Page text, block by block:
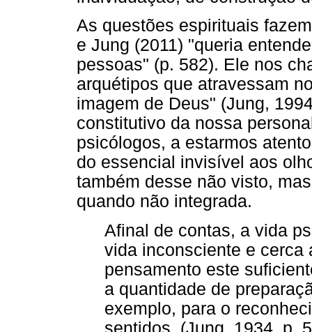
As questões espirituais
e Jung (2011) "queria
pessoas" (p. 582). Ele nos
arquétipos que atravessam
imagem de Deus" (Jung,
constitutivo da nossa
psicólogos, a estarmos
do essencial invisível aos
também desse não visto,
quando não integrada.
Afinal de contas, a vida
vida inconsciente e cerca
pensamento este
a quantidade de
exemplo, para o
sentidos. (Jung, 1934, p.